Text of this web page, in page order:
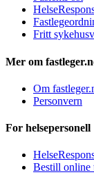
Fritt
Mer om
Om
Personvern
For helsepersonell
Bestill online